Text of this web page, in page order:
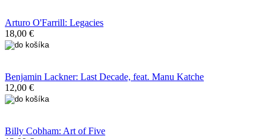
Arturo O'Farrill: Legacies
18,00 €
Benjamin Lackner: Last Decade, feat. Manu Katche
12,00 €
Billy Cobham: Art of Five